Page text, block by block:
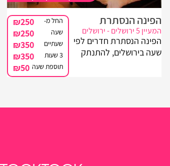
הפינה הנסתרת
המעיין 5 ירושלים - ירושלים
הפינה הנסתרת חדרים לפי
שעה בירושלים, להתנתק
סוויטות כפריות בירושלים
החל מ- ₪250
שעה ₪250
שעתיים ₪350
3 שעות ₪350
תוספת שעה ₪50